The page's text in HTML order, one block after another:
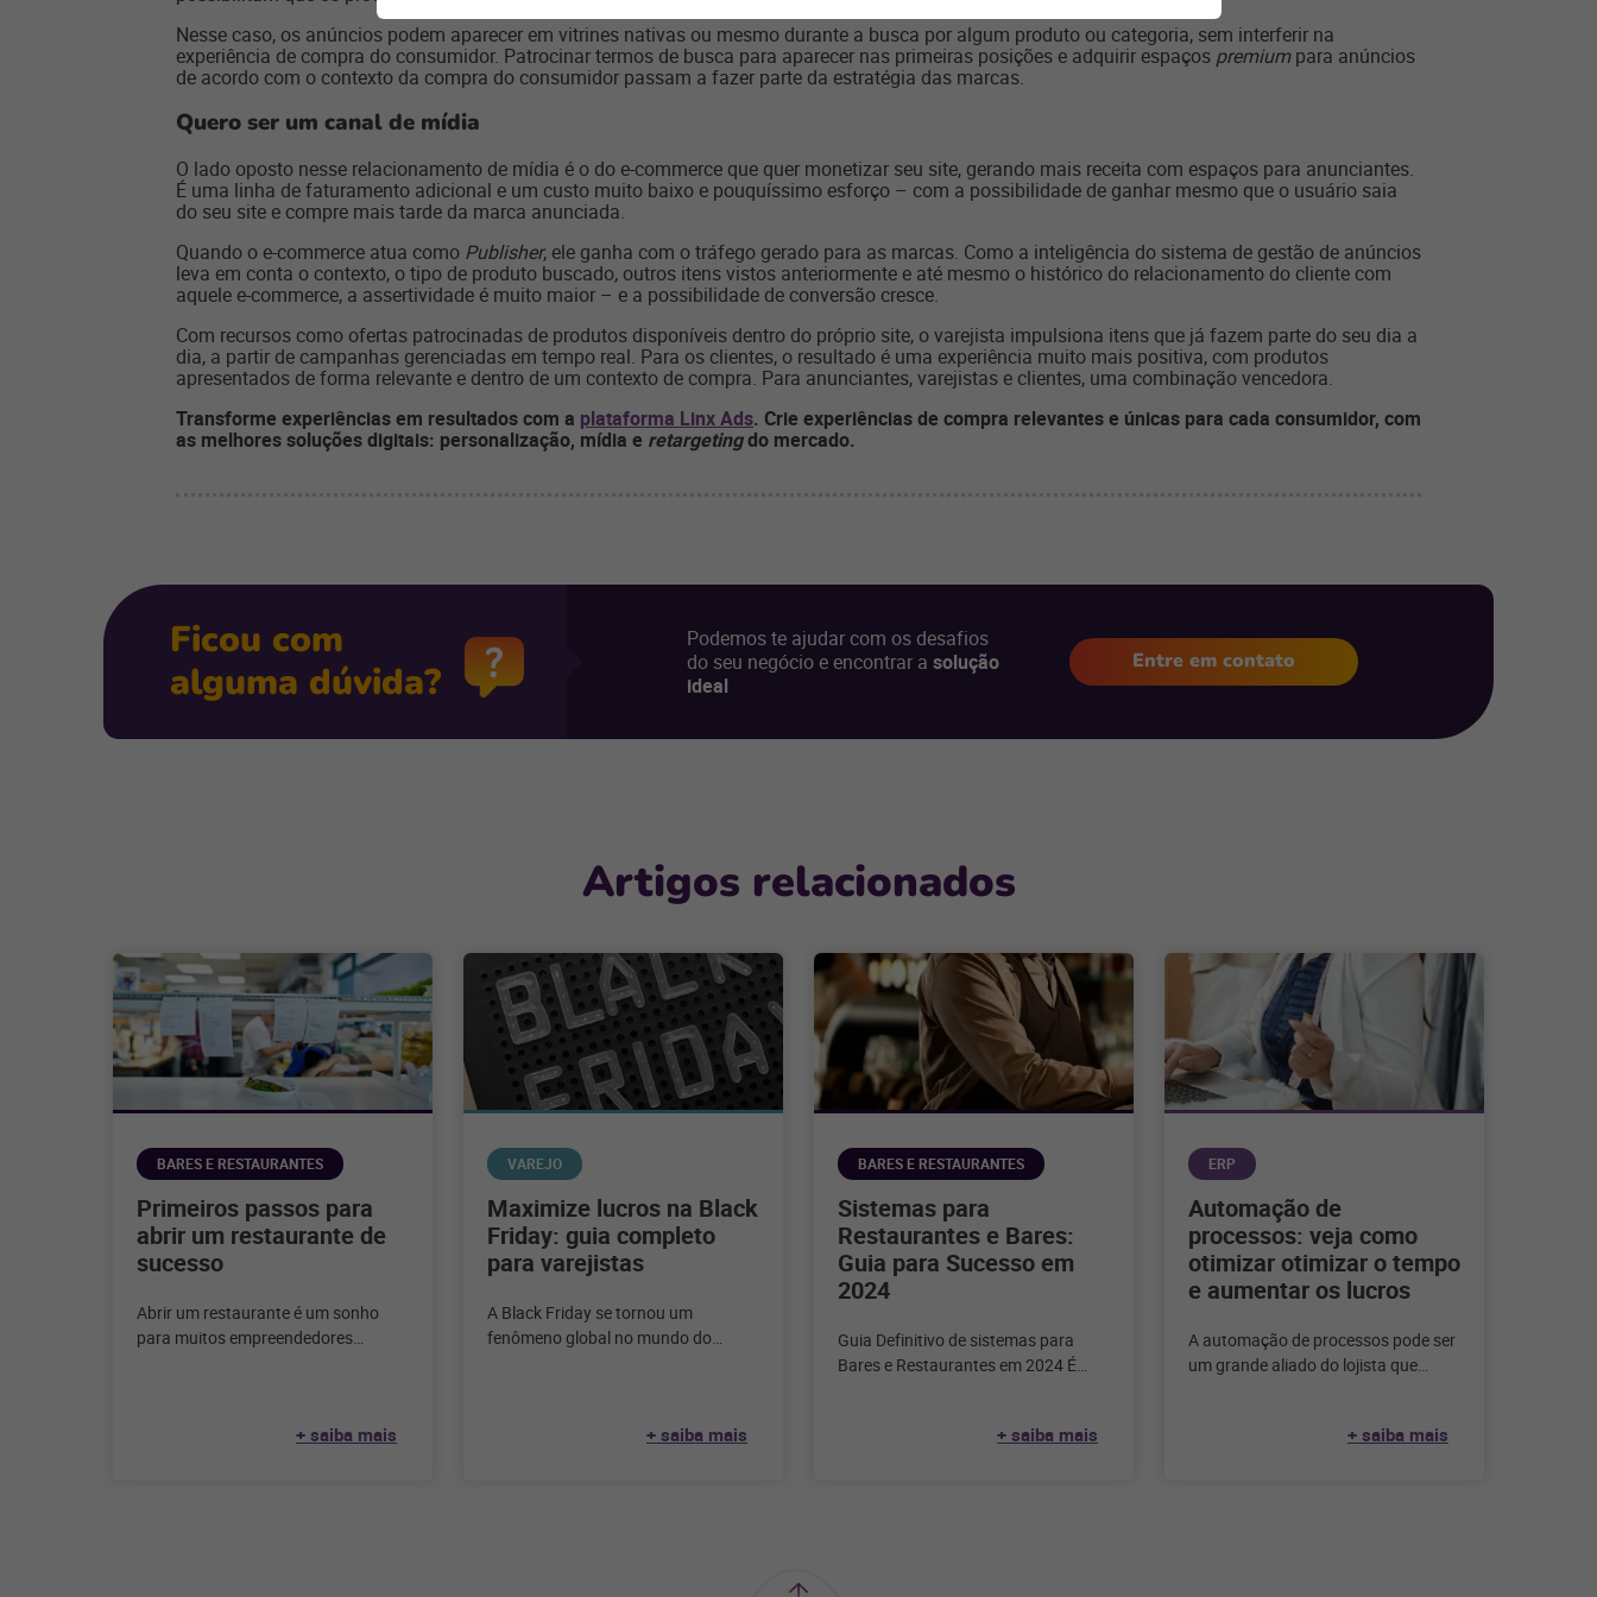
Nesse caso, os anúncios podem aparecer em vitrines nativas ou mesmo durante a busca por algum produto ou categoria, sem interferir na
experiência de compra do consumidor. Patrocinar termos de busca para aparecer nas primeiras posições e adquirir espaços premiumpara anúncios
de acordo com o contexto da compra do consumidor passam a fazer parte da estratégia das marcas.
Quero ser um canal de mídia
O lado oposto nesse relacionamento de mídia é o do e-commerce que quer monetizar seu site, gerando mais receita com espaços para anunciantes.
É uma linha de faturamento adicional e um custo muito baixo e pouquíssimo esforço – com a possibilidade de ganhar mesmo que o usuário saia
do seu site e compre mais tarde da marca anunciada.
Quando o e-commerce atua como Publisher, ele ganha com o tráfego gerado para as marcas. Como a inteligência do sistema de gestão de anúncios
leva em conta o contexto, o tipo de produto buscado, outros itens vistos anteriormente e até mesmo o histórico do relacionamento do cliente com
aquele e-commerce, a assertividade é muito maior – e a possibilidade de conversão cresce.
Com recursos como ofertas patrocinadas de produtos disponíveis dentro do próprio site, o varejista impulsiona itens que já fazem parte do seu dia a
dia, a partir de campanhas gerenciadas em tempo real. Para os clientes, o resultado é uma experiência muito mais positiva, com produtos
apresentados de forma relevante e dentro de um contexto de compra. Para anunciantes, varejistas e clientes, uma combinação vencedora.
Transforme experiências em resultados com a plataforma Linx Ads. Crie experiências de compra relevantes e únicas para cada consumidor, com
as melhores soluções digitais: personalização, mídia e retargetingdo mercado.
Ficou com
alguma dúvida?
Podemos te ajudar com os desafios
do seu negócio e encontrar a solução
ideal
Entre em contato
Artigos relacionados
BARES E RESTAURANTES
Primeiros passos para
abrir um restaurante de
sucesso
Abrir um restaurante é um sonho
para muitos empreendedores
+ saiba mais
VAREJO
Maximize lucros na Black
Friday: guia completo
para varejistas
A Black Friday se tornou um
fenômeno global no mundo do
+ saiba mais
BARES E RESTAURANTES
Sistemas para
Restaurantes e Bares:
Guia para Sucesso em
2024
Guia Definitivo de sistemas para
Bares e Restaurantes em 2024 É
+ saiba mais
ERP
Automação de
processos: veja como
otimizar otimizar o tempo
e aumentar os lucros
A automação de processos pode ser
um grande aliado do lojista que
+ saiba mais